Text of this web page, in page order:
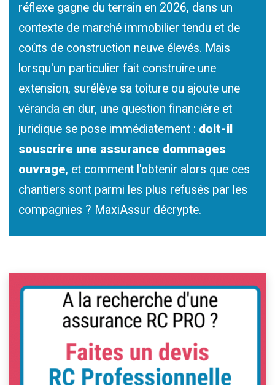
réflexe gagne du terrain en 2026, dans un
contexte de marché immobilier tendu et de
coûts de construction neuve élevés. Mais
lorsqu'un particulier fait construire une
extension, surélève sa toiture ou ajoute une
véranda en dur, une question financière et
juridique se pose immédiatement : doit-il
souscrire une assurance dommages
ouvrage, et comment l'obtenir alors que ces
chantiers sont parmi les plus refusés par les
compagnies ? MaxiAssur décrypte.